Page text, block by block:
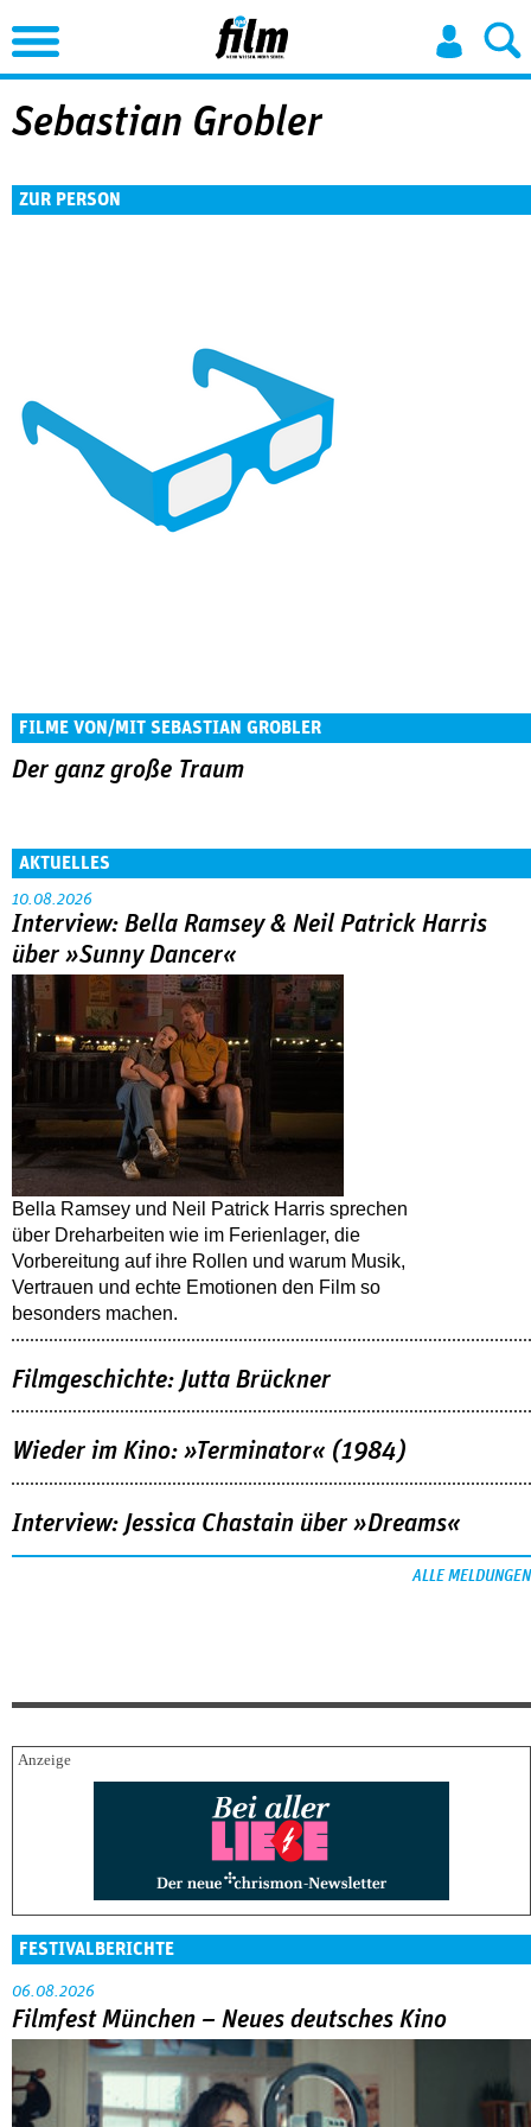
Jump to Navigation
Sebastian Grobler
ZUR PERSON
FILME VON/MIT SEBASTIAN GROBLER
Der ganz große Traum
AKTUELLES
10.08.2026
Interview: Bella Ramsey & Neil Patrick Harris
über »Sunny Dancer«
Bella Ramsey und Neil Patrick Harris sprechen
über Dreharbeiten wie im Ferienlager, die
Vorbereitung auf ihre Rollen und warum Musik,
Vertrauen und echte Emotionen den Film so
besonders machen.
Filmgeschichte: Jutta Brückner
Wieder im Kino: »Terminator« (1984)
Interview: Jessica Chastain über »Dreams«
ALLE MELDUNGEN
FESTIVALBERICHTE
06.08.2026
Filmfest München – Neues deutsches Kino